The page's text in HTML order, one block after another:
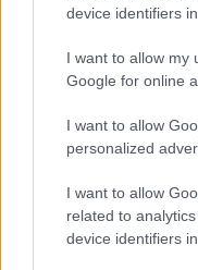
device identifiers
I want to allow my
Google for online
I want to allow
personalized
I want to allow
related to
device identifiers
πυραυλους;
Αφηστε τις υπερβολες, ο
απειρων μικρων και
καταρριπτουν
τους, υπαρχει αυτη η
ΕΛΚΑΚ να κινειται σε
ασχημα…εαν μολις
τεχνητη νοημοσυνη,